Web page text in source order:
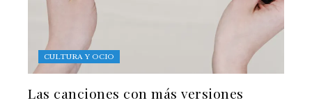
CULTURA Y OCIO
Las canciones con más versiones